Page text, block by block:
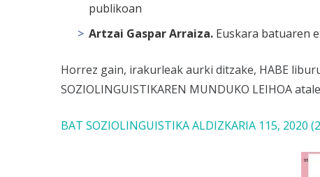
publikoan
Artzai Gaspar Arraiza. Euskara batuaren
Horrez gain, irakurleak aurki ditzake, HABE
SOZIOLINGUISTIKAREN MUNDUKO LEIHOA
BAT SOZIOLINGUISTIKA ALDIZKARIA 115, 2020